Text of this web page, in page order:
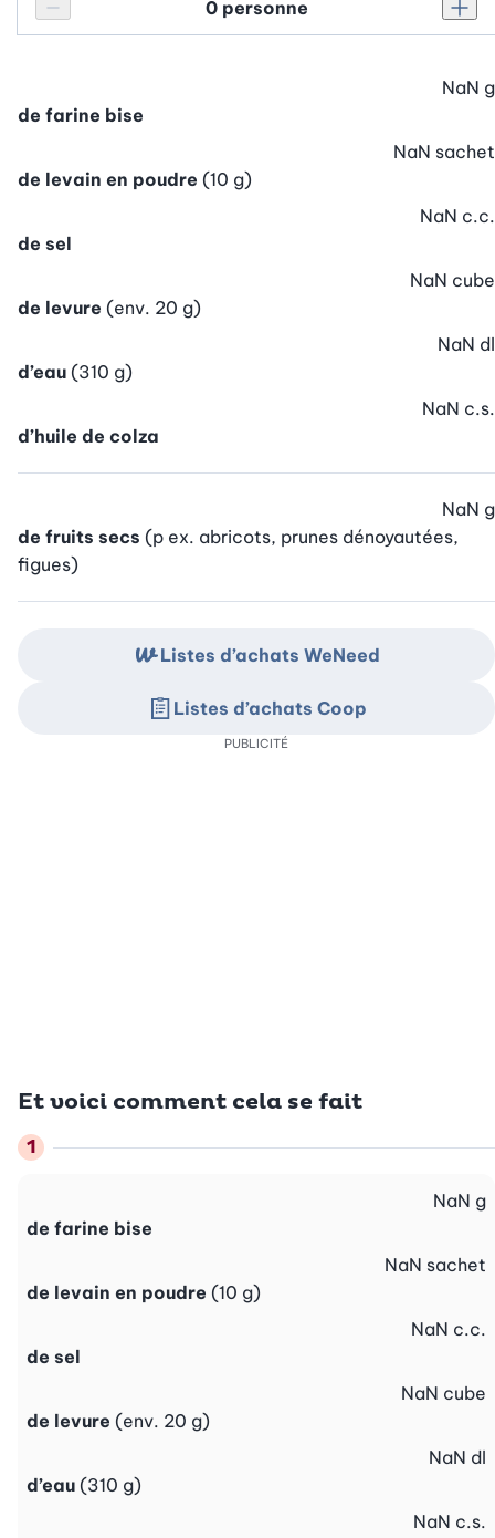
Réduire le nombre de personnes
Personnes
de farine bise
NaN g
de levain en poudre (10 g)
NaN sachet
de sel
NaN c.c.
de levure (env. 20 g)
NaN cube
d’eau (310 g)
NaN dl
d’huile de colza
NaN c.s.
de fruits secs (p ex. abricots, prunes dénoyautées,
figues)
NaN g
Et voici comment cela se fait
de farine bise
NaN g
de levain en poudre (10 g)
NaN sachet
de sel
NaN c.c.
de levure (env. 20 g)
NaN cube
d’eau (310 g)
NaN dl
NaN c.s.
Listes d’achats WeNeed
Listes d’achats Coop
PUBLICITÉ